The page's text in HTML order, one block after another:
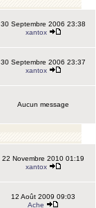
30 Septembre 2006 23:38
xantox
30 Septembre 2006 23:37
xantox
Aucun message
22 Novembre 2010 01:19
xantox
12 Août 2009 09:03
Ache